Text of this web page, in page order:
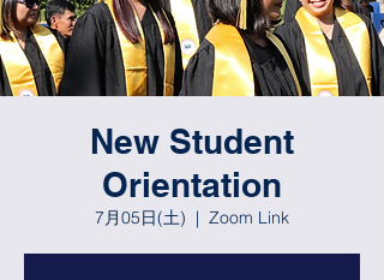
New Student
Orientation
7月05日(土)
  |
Zoom Link